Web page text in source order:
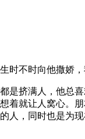
不时向他撒娇，
挤满人，他总
就让人窝心。
，同时也是为